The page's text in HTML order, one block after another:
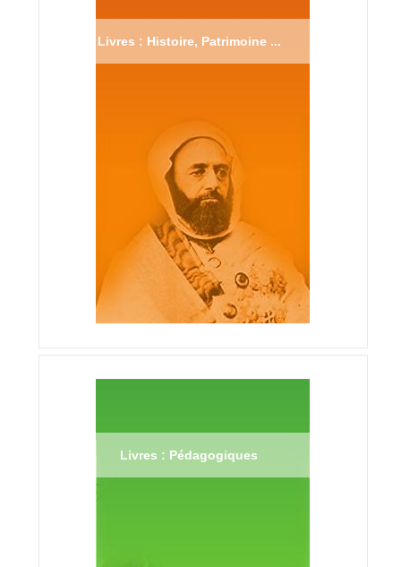
Livres : Histoire, Patrimoine ...
Livres : Pédagogiques